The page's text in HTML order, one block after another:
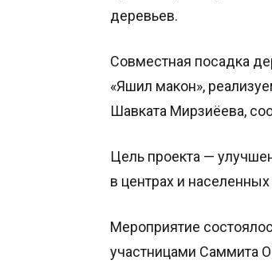
деревьев.
Совместная посадка
«Яшил макон»,
Шавката Мирзиёева,
Цель проекта —
в центрах и
Мероприятие
участницами Саммита